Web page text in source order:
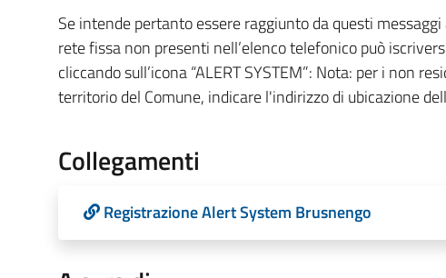
Se intende pertanto essere raggiunto da questi
rete fissa non presenti nell’elenco telefonico può
cliccando sull’icona “ALERT SYSTEM”: Nota: per i non
territorio del Comune, indicare l'indirizzo di ubicazione
Collegamenti
Registrazione Alert System Brusnengo